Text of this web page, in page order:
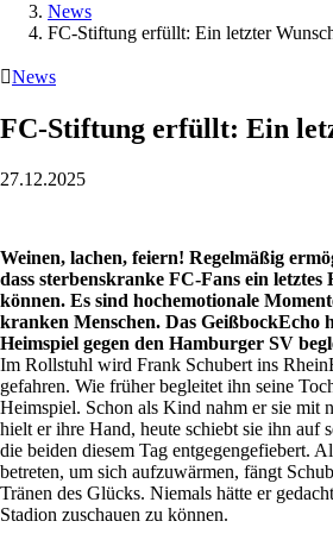
News
FC-Stiftung erfüllt: Ein letzter
News
FC-Stiftung erfüllt: Ein
27.12.2025
Weinen, lachen, feiern! Regelmäßig
dass sterbenskranke FC-Fans ein letztes
können. Es sind hochemotionale
kranken Menschen. Das GeißbockEcho
Heimspiel gegen den Hamburger SV
Im Rollstuhl wird Frank Schubert ins
gefahren. Wie früher begleitet ihn seine
Heimspiel. Schon als Kind nahm er sie mit
hielt er ihre Hand, heute schiebt sie ihn auf
die beiden diesem Tag entgegengefiebert.
betreten, um sich aufzuwärmen, fängt
Tränen des Glücks. Niemals hätte er
Stadion zuschauen zu können.